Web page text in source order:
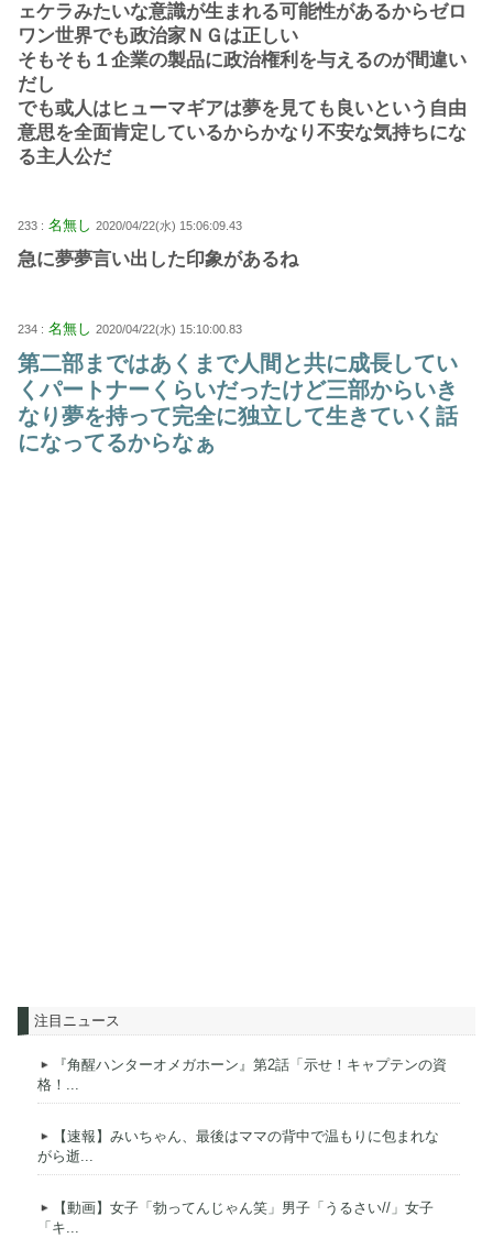
ェケラみたいな意識が生まれる可能性があるからゼロ
ワン世界でも政治家ＮＧは正しい
そもそも１企業の製品に政治権利を与えるのが間違い
だし
でも或人はヒューマギアは夢を見ても良いという自由
意思を全面肯定しているからかなり不安な気持ちにな
る主人公だ
233 : 名無し 2020/04/22(水) 15:06:09.43
急に夢夢言い出した印象があるね
234 : 名無し 2020/04/22(水) 15:10:00.83
第二部まではあくまで人間と共に成長してい
くパートナーくらいだったけど三部からいき
なり夢を持って完全に独立して生きていく話
になってるからなぁ
注目ニュース
『角醒ハンターオメガホーン』第2話「示せ！キャプテンの資
格！...
【速報】みいちゃん、最後はママの背中で温もりに包まれな
がら逝...
【動画】女子「勃ってんじゃん笑」男子「うるさい//」女子
「キ...